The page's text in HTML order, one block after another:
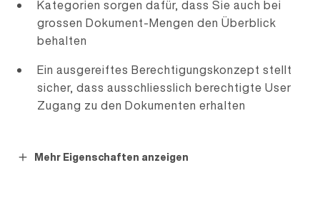
Kategorien sorgen dafür, dass Sie auch bei
grossen Dokument-Mengen den Überblick
behalten
Ein ausgereiftes Berechtigungskonzept stellt
sicher, dass ausschliesslich berechtigte User
Zugang zu den Dokumenten erhalten
verlinkten Datenobjekte oder über die
Mehr Eigenschaften anzeigen